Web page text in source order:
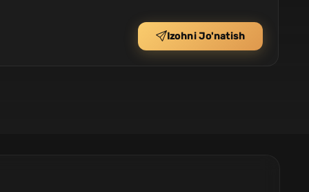
Izohni Jo'natish